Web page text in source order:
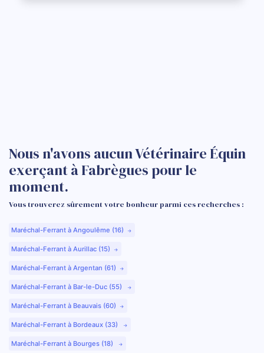
Nous n'avons aucun Vétérinaire Équin
exerçant à Fabrègues pour le
moment.
Vous trouverez sûrement votre bonheur parmi ces recherches :
Maréchal-Ferrant à Angoulême (16)
Maréchal-Ferrant à Aurillac (15)
Maréchal-Ferrant à Argentan (61)
Maréchal-Ferrant à Bar-le-Duc (55)
Maréchal-Ferrant à Beauvais (60)
Maréchal-Ferrant à Bordeaux (33)
Maréchal-Ferrant à Bourges (18)